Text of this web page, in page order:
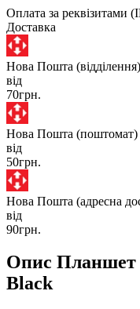
Оплата за реквізитами
Доставка
Нова Пошта (відділення)
від
70грн.
Нова Пошта (поштомат)
від
50грн.
Нова Пошта (адресна
від
90грн.
Опис Планшет
Black